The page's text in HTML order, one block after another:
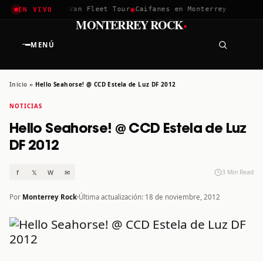
EN VIVO
✱Greta Van Fleet Tour✱Caifanes en Monterrey · 12 Dic
MENÚ
MONTERREY ROCK·
Inicio » Hello Seahorse! @ CCD Estela de Luz DF 2012
NOTICIAS
Hello Seahorse! @ CCD Estela de Luz
DF 2012
f 𝕏 W ✉ 3 Min Read
Por Monterrey Rock Última actualización: 18 de noviembre, 2012